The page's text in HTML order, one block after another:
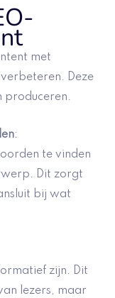
met
Deze
produceren.
:
te vinden
Dit zorgt
bij wat
zijn. Dit
lezers, maar